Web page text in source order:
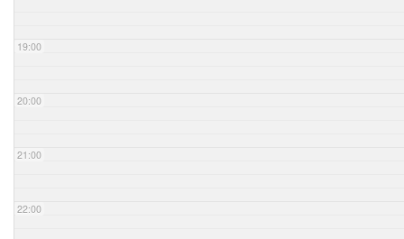
19:00
20:00
21:00
22:00